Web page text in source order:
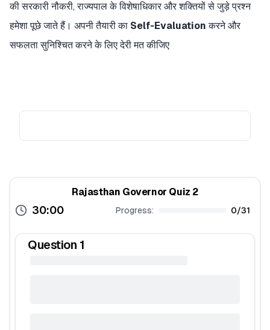
की सरकारी नौकरी, राज्यपाल के विशेषाधिकार और शक्तियों से जुड़े प्रश्न
हमेशा पूछे जाते हैं। अपनी तैयारी का Self-Evaluation करने और
सफलता सुनिश्चित करने के लिए देरी मत कीजिए
Rajasthan Governor Quiz 2
30:00 Progress: 0/31
Question 1